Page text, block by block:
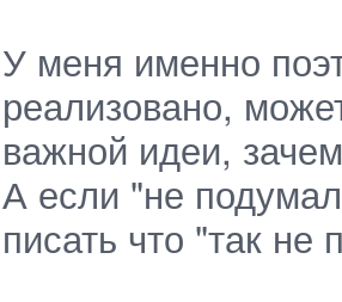
У меня именно
реализовано,
важной идеи,
А если "не
писать что "так не